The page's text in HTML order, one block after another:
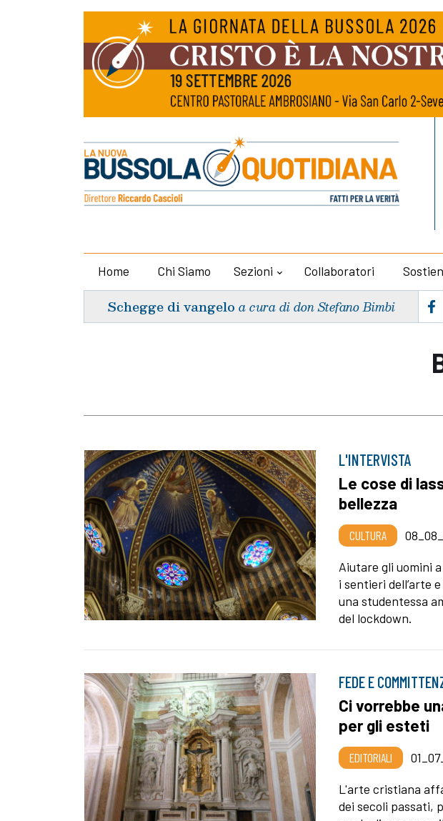
Home Chi Siamo Sezioni Collaboratori
Schegge di vangelo a cura di don Stefano Bimbi
L'INTERVISTA
Le cose di
bellezza
CULTURA
Aiutare gli uomini
i sentieri dell’arte
una studentessa
del lockdown.
FEDE E
Ci vorrebbe
per gli esteti
EDITORIALI
L'arte cristiana
dei secoli passati,